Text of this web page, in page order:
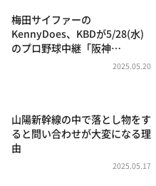
朝だ！生です旅サラダ
教えて！ニュースライ
ポツンと一軒家
梅田サイファーの
KennyDoes、KBDが5/28(水)
のプロ野球中継「阪神…
2025.05.20
山陽新幹線の中で落とし物をす
ると問い合わせが大変になる理
由
2025.05.17